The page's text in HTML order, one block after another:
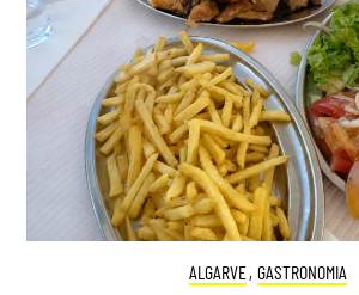
ALGARVE, GASTRONOMIA